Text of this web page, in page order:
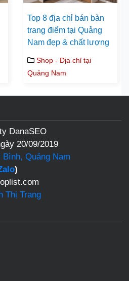
Top 8 địa chỉ bán bàn
trang điểm tại Quảng
Nam đẹp & chất lượng
Shop - Địa chỉ tại
Quảng Nam
DanaSEO
20/09/2019
Bình, Quảng Nam
)
Thị Trang